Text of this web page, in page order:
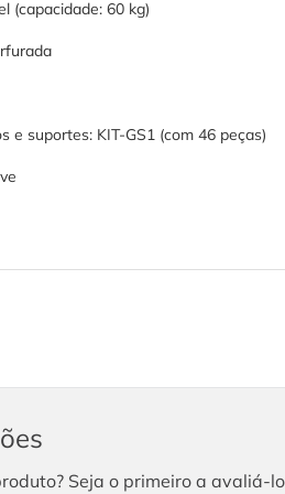
(capacidade: 60 kg)
e suportes: KIT-GS1 (com 46 peças)
Seja o primeiro a avaliá-